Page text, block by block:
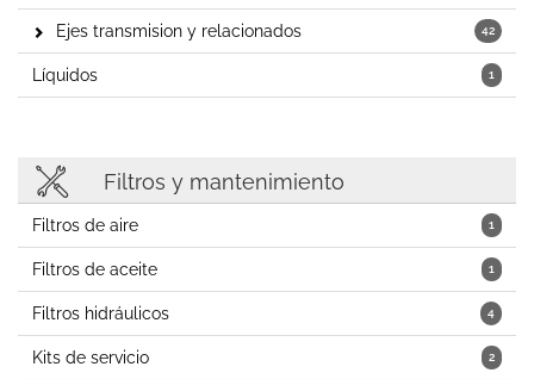
42
Ejes transmision y relacionados
1
Líquidos
Filtros y mantenimiento
1
Filtros de aire
1
Filtros de aceite
4
Filtros hidráulicos
2
Kits de servicio